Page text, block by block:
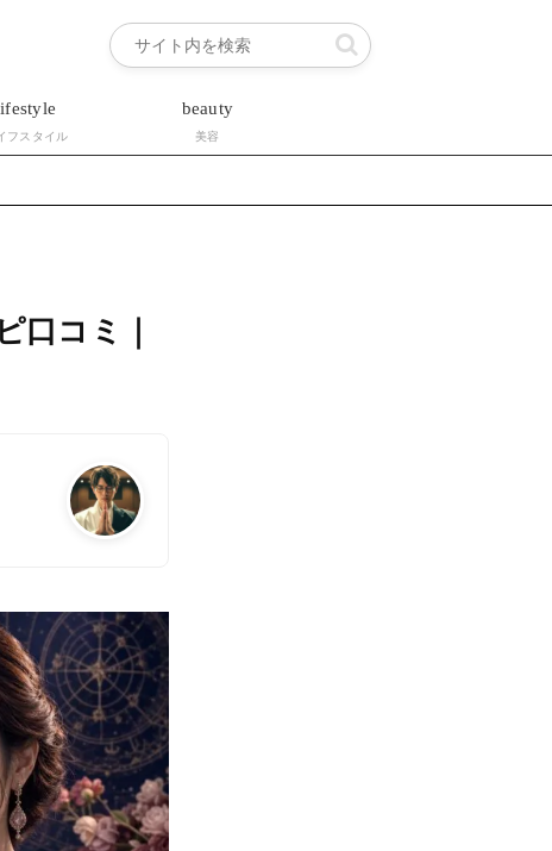
フスタイル
beauty
美容
口コミ｜